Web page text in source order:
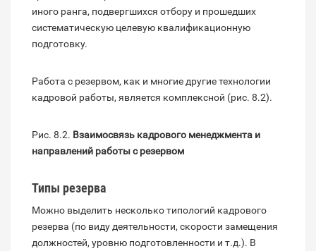
иного ранга, подвергшихся отбору и прошедших
систематическую целевую квалификационную
подготовку.
Работа с резервом, как и многие другие технологии
кадровой работы, является комплексной (рис. 8.2).
Рис. 8.2. Взаимосвязь кадрового менеджмента и
направлений работы с резервом
Типы резерва
Можно выделить несколько типологий кадрового
резерва (по виду деятельности, скорости замещения
должностей, уровню подготовленности и т.д.). В